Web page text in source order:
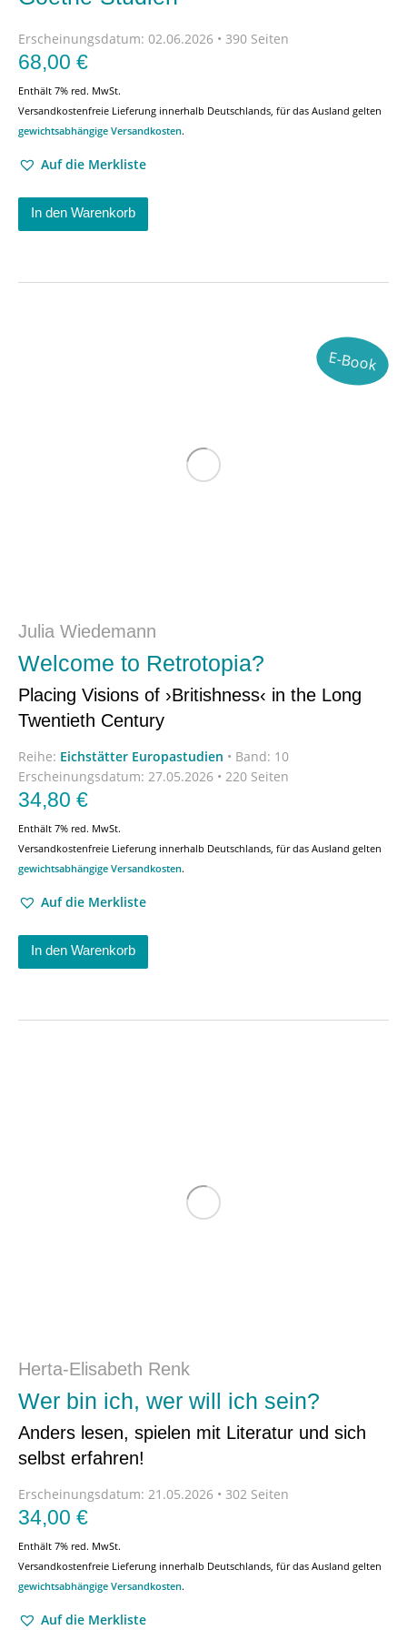
Erscheinungsdatum: 02.06.2026 • 390 Seiten
68,00 €
Enthält 7% red. MwSt.
Versandkostenfreie Lieferung innerhalb Deutschlands, für das Ausland gelten
gewichtsabhängige Versandkosten.
Auf die Merkliste
In den Warenkorb
E-Book
Julia Wiedemann
Welcome to Retrotopia?
Placing Visions of ›Britishness‹ in the Long
Twentieth Century
Reihe: Eichstätter Europastudien • Band: 10
Erscheinungsdatum: 27.05.2026 • 220 Seiten
34,80 €
Enthält 7% red. MwSt.
Versandkostenfreie Lieferung innerhalb Deutschlands, für das Ausland gelten
gewichtsabhängige Versandkosten.
Auf die Merkliste
In den Warenkorb
Herta-Elisabeth Renk
Wer bin ich, wer will ich sein?
Anders lesen, spielen mit Literatur und sich
selbst erfahren!
Erscheinungsdatum: 21.05.2026 • 302 Seiten
34,00 €
Enthält 7% red. MwSt.
Versandkostenfreie Lieferung innerhalb Deutschlands, für das Ausland gelten
gewichtsabhängige Versandkosten.
Auf die Merkliste